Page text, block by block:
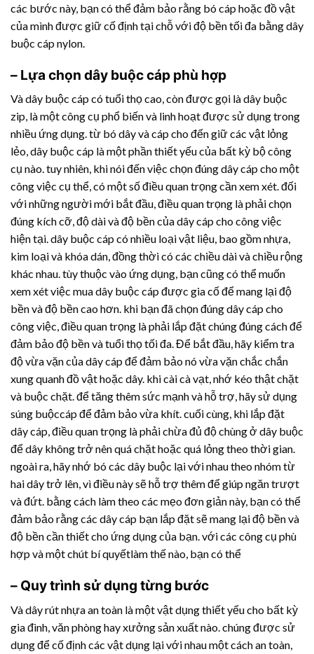
các bước này, bạn có thể đảm bảo rằng bó cáp hoặc đồ vật
của mình được giữ cố định tại chỗ với độ bền tối đa bằng dây
buộc cáp nylon.
– Lựa chọn dây buộc cáp phù hợp
Và dây buộc cáp có tuổi thọ cao, còn được gọi là dây buộc
zip, là một công cụ phổ biến và linh hoạt được sử dụng trong
nhiều ứng dụng. từ bó dây và cáp cho đến giữ các vật lỏng
lẻo, dây buộc cáp là một phần thiết yếu của bất kỳ bộ công
cụ nào. tuy nhiên, khi nói đến việc chọn đúng dây cáp cho một
công việc cụ thể, có một số điều quan trọng cần xem xét. đối
với những người mới bắt đầu, điều quan trọng là phải chọn
đúng kích cỡ, độ dài và độ bền của dây cáp cho công việc
hiện tại. dây buộc cáp có nhiều loại vật liệu, bao gồm nhựa,
kim loại và khóa dán, đồng thời có các chiều dài và chiều rộng
khác nhau. tùy thuộc vào ứng dụng, bạn cũng có thể muốn
xem xét việc mua dây buộc cáp được gia cố để mang lại độ
bền và độ bền cao hơn. khi bạn đã chọn đúng dây cáp cho
công việc, điều quan trọng là phải lắp đặt chúng đúng cách để
đảm bảo độ bền và tuổi thọ tối đa. Để bắt đầu, hãy kiểm tra
độ vừa vặn của dây cáp để đảm bảo nó vừa vặn chắc chắn
xung quanh đồ vật hoặc dây. khi cài cà vạt, nhớ kéo thật chặt
và buộc chặt. để tăng thêm sức mạnh và hỗ trợ, hãy sử dụng
súng buộccáp để đảm bảo vừa khít. cuối cùng, khi lắp đặt
dây cáp, điều quan trọng là phải chừa đủ độ chùng ở dây buộc
để dây không trở nên quá chặt hoặc quá lỏng theo thời gian.
ngoài ra, hãy nhớ bó các dây buộc lại với nhau theo nhóm từ
hai dây trở lên, vì điều này sẽ hỗ trợ thêm để giúp ngăn trượt
và đứt. bằng cách làm theo các mẹo đơn giản này, bạn có thể
đảm bảo rằng các dây cáp bạn lắp đặt sẽ mang lại độ bền và
độ bền cần thiết cho ứng dụng của bạn. với các công cụ phù
hợp và một chút bí quyếtlàm thế nào, bạn có thể
– Quy trình sử dụng từng bước
Vàdây rút nhựaan toàn là một vật dụng thiết yếu cho bất kỳ
gia đình, văn phòng hay xưởng sản xuất nào. chúng được sử
dụng để cố định các vật dụng lại với nhau một cách an toàn,